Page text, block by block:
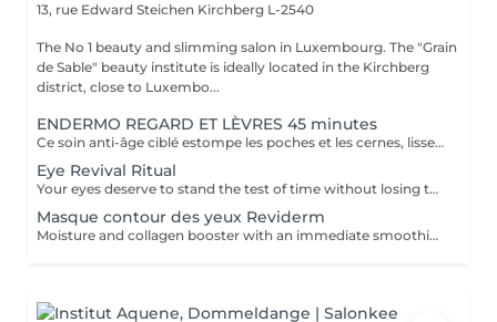
13, rue Edward Steichen Kirchberg L-2540
The No 1 beauty and slimming salon in Luxembourg. The "Grain
de Sable" beauty institute is ideally located in the Kirchberg
district, close to Luxembo...
ENDERMO REGARD ET LÈVRES 45 minutes
Ce soin anti-âge ciblé estompe les poches et les cernes, lisse les rides du contour des yeux et de la bouche, repulpe les lèvres et rehausse les paupières pour ouvrir et défatiguer le regard.
Eye Revival Ritual
Your eyes deserve to stand the test of time without losing their radiance, that's the mission of CellCollagen Eye Contour. The subtle combination of its collagen matrix enriched with hibiscus oligopeptides and the cellular serum it is infused with will magnify your eye area. This luxurious, high-performance treatment with a high concentration of stabilised cell extracts (15%) not only moisturises and revitalises the delicate skin in this area, but also plumps up wrinkles and visibly reduces dark circles and puffiness. Your eyes are rested* and incredibly luminous.
Masque contour des yeux Reviderm
Moisture and collagen booster with an immediate smoothing effect.